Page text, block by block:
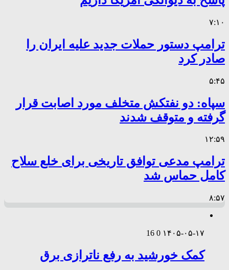
۷:۱۰
ترامپ دستور حملات جدید علیه ایران را
صادر کرد
۵:۴۵
سپاه: دو نفتکش متخلف مورد اصابت قرار
گرفته و متوقف شدند
۱۲:۵۹
ترامپ مدعی توافق تاریخی برای خلع سلاح
کامل حماس شد
۸:۵۷
۱۴۰۵-۰۵-۱۷ 0
16
کمک خورشید به رفع ناترازی برق